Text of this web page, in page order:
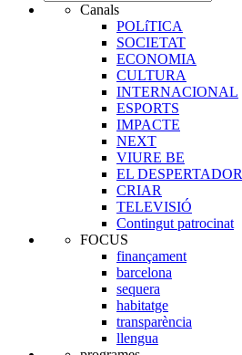
Canals
POLíTICA
SOCIETAT
ECONOMIA
CULTURA
INTERNACIONAL
ESPORTS
IMPACTE
NEXT
VIURE BE
EL DESPERTADOR
CRIAR
TELEVISIÓ
Contingut patrocinat
FOCUS
finançament
barcelona
sequera
habitatge
transparència
llengua